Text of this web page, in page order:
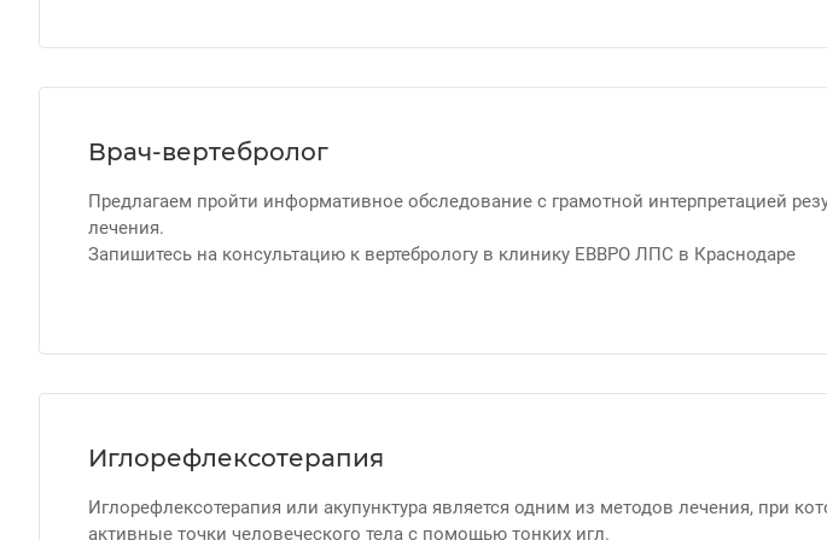
Врач-вертебролог
Предлагаем пройти информативное обследование с грамотной интерпретацией
лечения.
Запишитесь на консультацию к вертебрологу в клинику ЕВВРО ЛПС в Краснодаре
Иглорефлексотерапия
Иглорефлексотерапия или акупунктура является одним из методов лечения, при
активные точки человеческого тела с помощью тонких игл.